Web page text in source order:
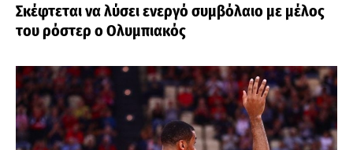
Σκέφτεται να λύσει ενεργό συμβόλαιο με μέλος
του ρόστερ ο Ολυμπιακός